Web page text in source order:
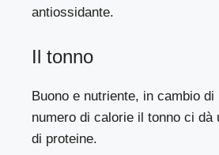
antiossidante.
Il tonno
Buono e nutriente, in cambio di
numero di calorie il tonno ci dà
di proteine.